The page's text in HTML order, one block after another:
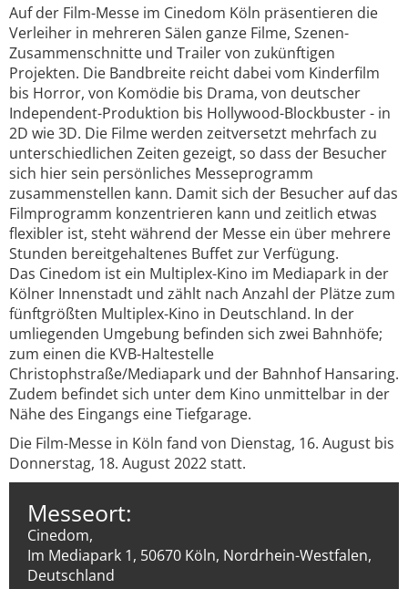
Auf der Film-Messe im Cinedom Köln präsentieren die
Verleiher in mehreren Sälen ganze Filme, Szenen-
Zusammenschnitte und Trailer von zukünftigen
Projekten. Die Bandbreite reicht dabei vom Kinderfilm
bis Horror, von Komödie bis Drama, von deutscher
Independent-Produktion bis Hollywood-Blockbuster - in
2D wie 3D. Die Filme werden zeitversetzt mehrfach zu
unterschiedlichen Zeiten gezeigt, so dass der Besucher
sich hier sein persönliches Messeprogramm
zusammenstellen kann. Damit sich der Besucher auf das
Filmprogramm konzentrieren kann und zeitlich etwas
flexibler ist, steht während der Messe ein über mehrere
Stunden bereitgehaltenes Buffet zur Verfügung.
Das Cinedom ist ein Multiplex-Kino im Mediapark in der
Kölner Innenstadt und zählt nach Anzahl der Plätze zum
fünftgrößten Multiplex-Kino in Deutschland. In der
umliegenden Umgebung befinden sich zwei Bahnhöfe;
zum einen die KVB-Haltestelle
Christophstraße/Mediapark und der Bahnhof Hansaring.
Zudem befindet sich unter dem Kino unmittelbar in der
Nähe des Eingangs eine Tiefgarage.
Die Film-Messe in Köln fand von Dienstag, 16. August bis
Donnerstag, 18. August 2022 statt.
Messeort:
Cinedom,
Im Mediapark 1, 50670 Köln, Nordrhein-Westfalen,
Deutschland